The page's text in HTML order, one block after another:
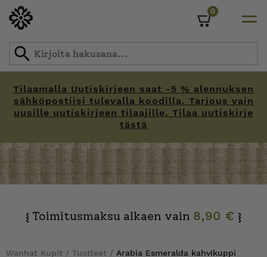
Tilaamalla Uutiskirjeen saat -5 % alennuksen
sähköpostiisi tulevalla koodilla. Tarjous vain
uusille uutiskirjeen tilaajille. Tilaa uutiskirje
tästä
0
{ Toimitusmaksu alkaen vain 8,90 € }
Wanhat Kupit / Tuotteet / Arabia Esmeralda kahvikuppi